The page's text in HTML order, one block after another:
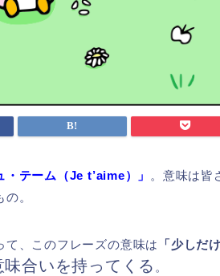
・テーム（Je t’aime）」
。意味は皆
。
て、このフレーズの意味は 「少しだ
合いを持ってくる 。